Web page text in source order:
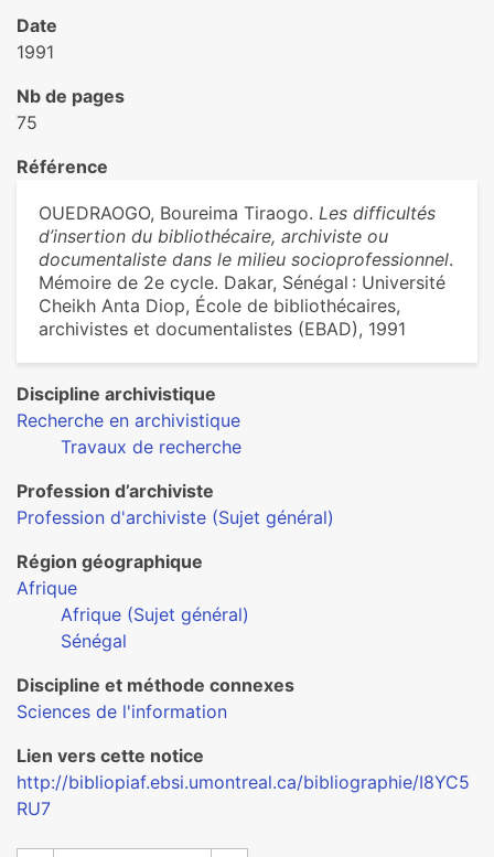
Date
1991
Nb de pages
75
Référence
OUEDRAOGO, Boureima Tiraogo. Les difficultés
d’insertion du bibliothécaire, archiviste ou
documentaliste dans le milieu socioprofessionnel.
Mémoire de 2e cycle. Dakar, Sénégal : Université
Cheikh Anta Diop, École de bibliothécaires,
archivistes et documentalistes (EBAD), 1991
Discipline archivistique
Recherche en archivistique
Travaux de recherche
Profession d’archiviste
Profession d'archiviste (Sujet général)
Région géographique
Afrique
Afrique (Sujet général)
Sénégal
Discipline et méthode connexes
Sciences de l'information
Lien vers cette notice
http://bibliopiaf.ebsi.umontreal.ca/bibliographie/I8YC5
RU7